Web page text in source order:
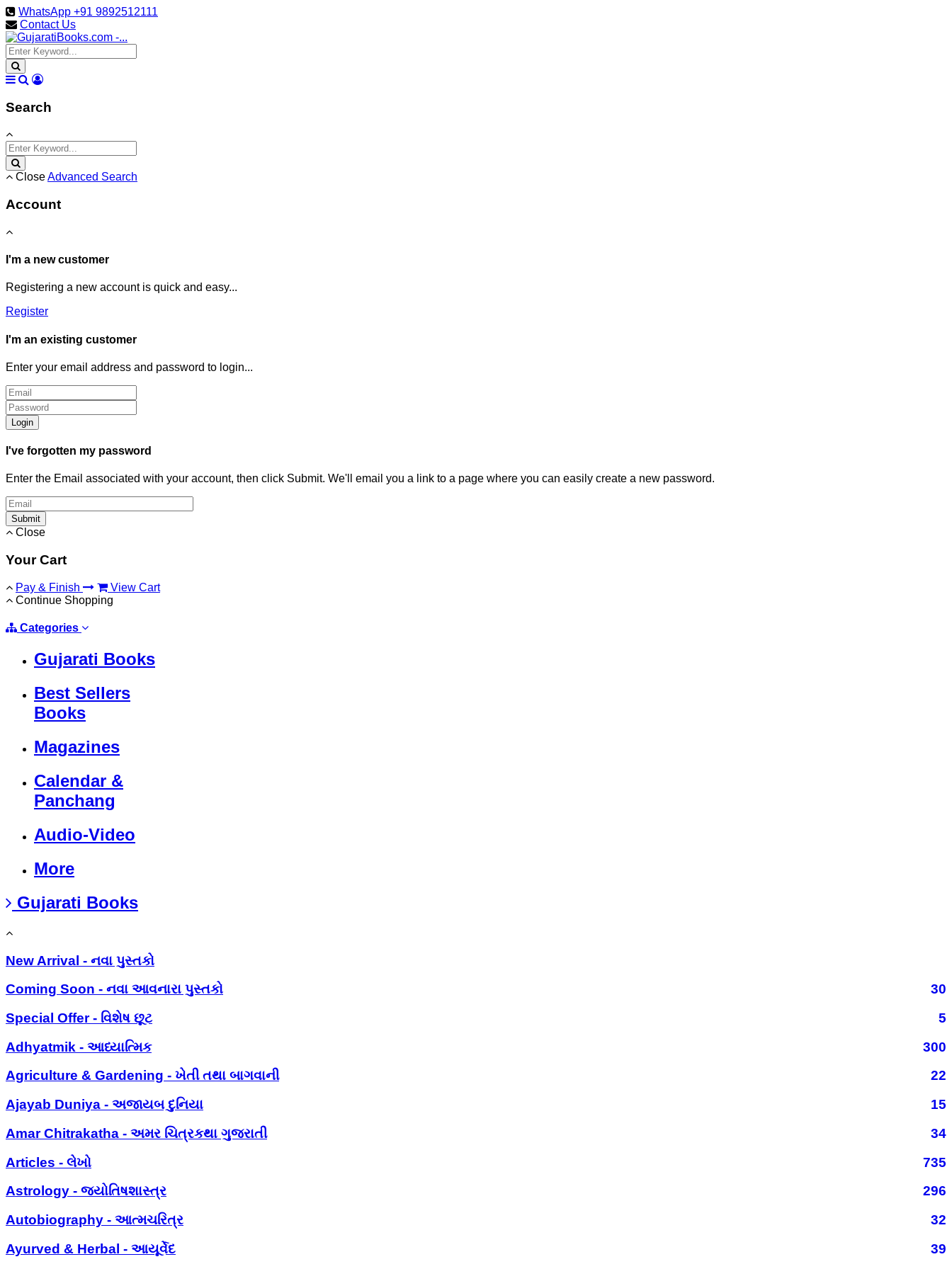
WhatsApp +91 9892512111
Contact Us
Search
CloseAdvanced Search
Account
I'm a new customer
Registering a new account is quick and easy...
Register
I'm an existing customer
Enter your email address and password to login...
Login
I've forgotten my password
Enter the Email associated with your account, then click Submit. We'll email you a link to a page where you can easily create a new password.
Submit
Close
Your Cart
Pay & Finish
View Cart
Continue Shopping
Categories
Gujarati Books
Best Sellers
Books
Magazines
Calendar &
Panchang
Audio-Video
More
Gujarati Books
New Arrival - નવા પુસ્તકો
Coming Soon - નવા આવનારા પુસ્તકો
30
Special Offer - વિશેષ છૂટ
5
Adhyatmik - આધ્યાત્મિક
300
Agriculture & Gardening - ખેતી તથા બાગવાની
22
Ajayab Duniya - અજાયબ દુનિયા
15
Amar Chitrakatha - અમર ચિત્રકથા ગુજરાતી
34
Articles - લેખો
735
Astrology - જ્યોતિષશાસ્ત્ર
296
Autobiography - આત્મચરિત્ર
32
Ayurved & Herbal - આયૂર્વેદ
39